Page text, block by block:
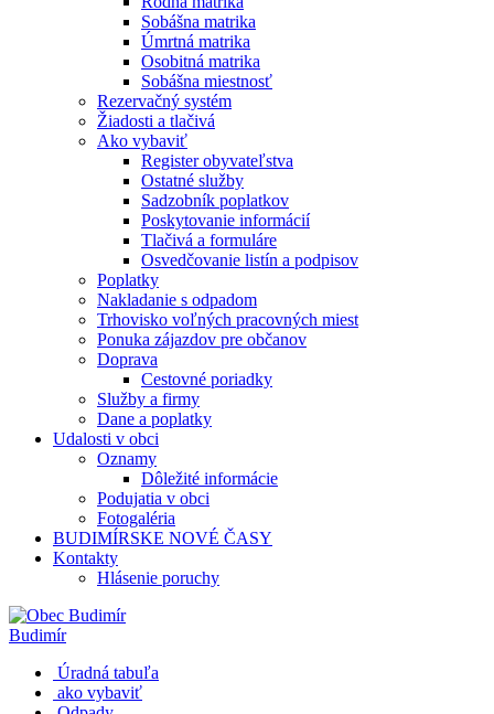
Sobášna matrika
Úmrtná matrika
Osobitná matrika
Sobášna miestnosť
Rezervačný systém
Žiadosti a tlačivá
Ako vybaviť
Register obyvateľstva
Ostatné služby
Sadzobník poplatkov
Poskytovanie informácií
Tlačivá a formuláre
Osvedčovanie listín a podpisov
Poplatky
Nakladanie s odpadom
Trhovisko voľných pracovných miest
Ponuka zájazdov pre občanov
Doprava
Cestovné poriadky
Služby a firmy
Dane a poplatky
Udalosti v obci
Oznamy
Dôležité informácie
Podujatia v obci
Fotogaléria
BUDIMÍRSKE NOVÉ ČASY
Kontakty
Hlásenie poruchy
Budimír
Úradná tabuľa
ako vybaviť